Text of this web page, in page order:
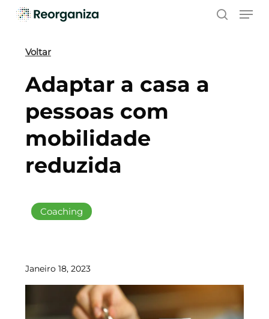
Skip
contentVoltar
Coaching
Adaptar a casa a
pessoas com
mobilidade
reduzida
Janeiro 18, 2023